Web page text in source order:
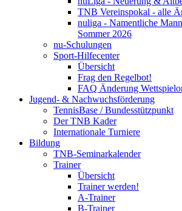
TNB Vereinspokal - alle
nuliga - Namentliche
Sommer 2026
nu-Schulungen
Sport-Hilfecenter
Übersicht
Frag den Regelbot!
FAQ Änderung
Jugend- & Nachwuchsförderung
TennisBase / Bundesstützpunkt
Der TNB Kader
Internationale Turniere
Bildung
TNB-Seminarkalender
Trainer
Übersicht
Trainer werden!
A-Trainer
B-Trainer